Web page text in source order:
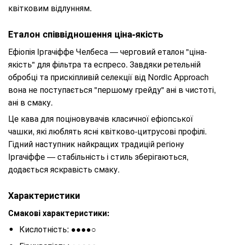
квітковим відлунням.
Еталон співвідношення ціна-якість
Ефіопія Іргачіффе Челбеса — черговий еталон "ціна-
якість" для фільтра та еспресо. Завдяки ретельній
обробці та прискіпливій селекції від Nordic Approach
вона не поступається "першому грейду" ані в чистоті,
ані в смаку.
Це кава для поціновувачів класичної ефіопської
чашки, які люблять ясні квітково-цитрусові профілі.
Гідний наступник найкращих традицій регіону
Іргачіффе — стабільність і стиль зберігаються,
додається яскравість смаку.
Характеристики
Смакові характеристики:
Кислотність: ●●●●○